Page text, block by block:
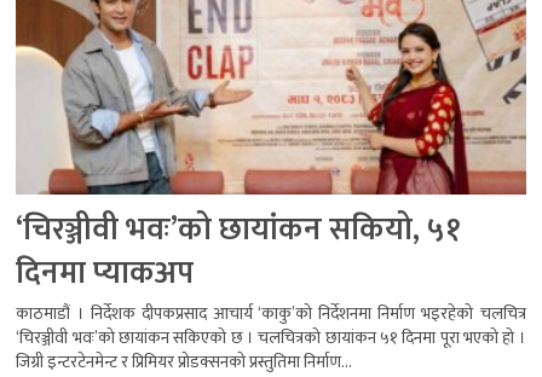
‘चिरञ्जीवी भवः’को छायांकन सकियो, ५१
दिनमा प्याकअप
काठमाडौं । निर्देशक दीपकप्रसाद आचार्य ‘काकु’को निर्देशनमा निर्माण भइरहेको चलचित्र
‘चिरञ्जीवी भवः’को छायांकन सकिएको छ । चलचित्रको छायांकन ५१ दिनमा पूरा भएको हो ।
जिग्री इन्टरटेनमेन्ट र प्रिमियर प्रोडक्सनको प्रस्तुतिमा निर्माण...